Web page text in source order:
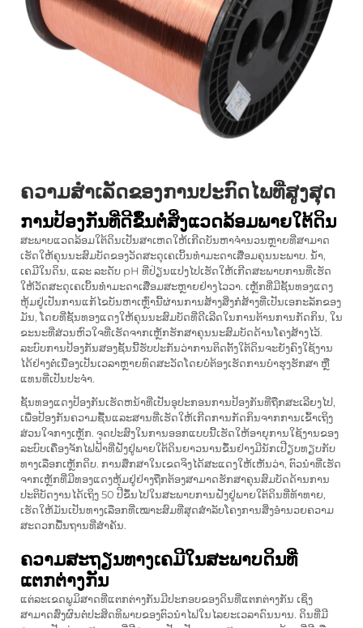
ຄວາມສຳເລັດຂອງການປະກົດໄພທີ່ສູງສຸດ
ການປ້ອງກັນທີ່ດີຂຶ້ນຕໍ່ສິ່ງແວດລ້ອມພາຍໃຕ້ດິນ
ສະພາບແວດລ້ອມໃຕ້ດິນເປັນສາເຫດໃຫ້ເກີດບັນຫາຈຳນວນຫຼາຍທີ່ສາມາດ
ເຮັດໃຫ້ຄຸນນະສົມບັດຂອງວັດສະດຸເຄເບິ້ນທຳມະດາເສື່ອມຄຸນນະພາບ. ນ້ຳ,
ເຄມີໃນດິນ, ແລະ ລະດັບ pH ທີ່ປ່ຽນແປງໄປເຮັດໃຫ້ເກີດສະພາບການທີ່ເຮັດ
ໃຫ້ວັດສະດຸເຄເບິ້ນທຳມະດາເສື່ອມສະຫຼາຍຢ່າງໄວວາ. ເຫຼັກທີ່ມີຊັ້ນທອງແດງ
ຫຸ້ມຢູ່ເປັນການແກ້ໄຂບັນຫາເຫຼົ່ານີ້ຜ່ານການສ້າງສິ່ງກໍ່ສ້າງທີ່ເປັນເອກະລັກຂອງ
ມັນ, ໂດຍທີ່ຊັ້ນທອງແດງໃຫ້ຄຸນນະສົມບັດທີ່ດີເລີດໃນການຕ້ານການກັດກິນ, ໃນ
ຂະນະທີ່ສ່ວນຫົວໃຈທີ່ເຮັດຈາກເຫຼັກຮັກສາຄຸນນະສົມບັດດ້ານໂຄງສ້າງໄວ້.
ລະບົບການປ້ອງກັນສອງຊັ້ນນີ້ຮັບປະກັນວ່າການຕິດຕັ້ງໃຕ້ດິນຈະຍັງຄົງໃຊ້ງານ
ໄດ້ຢ່າງຕໍ່ເນື່ອງເປັນເວລາຫຼາຍທົດສະວັດໂດຍບໍ່ຕ້ອງເຮັດການບໍາຮຸງຮັກສາ ຫຼື
ແທນທີ່ເປັນປະຈຳ.
ຊັ້ນທອງແດງປ້ອງກັນເຮັດຫນ້າທີ່ເປັນອຸປະກອນການປ້ອງກັນທີ່ຖືກສະເລີຍງໄປ,
ເພື່ອປ້ອງກັນຄວາມຊື້ນແລະສານທີ່ເຮັດໃຫ້ເກີດການກັດກິນຈາກການເຂົ້າເຖິງ
ສ່ວນໃຈກາງເຫຼັກ. ຈຸດປະສົງໃນການອອກແບບນີ້ເຮັດໃຫ້ອາຍຸການໃຊ້ງານຂອງ
ລະບົບເຄື່ອງຈັກໄຟຟ້າທີ່ຝັງຢູ່ພາຍໃຕ້ດິນຍາວນານຂຶ້ນຢ່າງມີນັກເປີຽບທຽບກັບ
ທາງເລືອກເຫຼັກດິບ. ການສຶກສາໃນເຂດຈິງໄດ້ສະແດງໃຫ້ເຫັນວ່າ, ຕົວນຳທີ່ເຮັດ
ຈາກເຫຼັກທີ່ມີທອງແດງຫຸ້ມຢູ່ຢ່າງຖືກຕ້ອງສາມາດຮັກສາຄຸນສົມບັດດ້ານການ
ປະຕິບັດງານໄດ້ເຖິງ 50 ປີຂຶ້ນໄປໃນສະພາບການຝັງຢູ່ພາຍໃຕ້ດິນທີ່ທ້າທາຍ,
ເຮັດໃຫ້ມັນເປັນທາງເລືອກທີ່ເໝາະສົມທີ່ສຸດສຳລັບໂຄງການສິ່ງອຳນວຍຄວາມ
ສະດວກພື້ນຖານທີ່ສຳຄັນ.
ຄວາມສະຖຽນທາງເຄມີໃນສະພາບດິນທີ່
ແຕກຕ່າງກັນ
ແຕ່ລະເຂດພູມິສາດທີ່ແຕກຕ່າງກັນມີປະກອບຂອງດິນທີ່ແຕກຕ່າງກັນ ເຊິ່ງ
ສາມາດສົ່ງຜົນຕໍ່ປະສິດທິພາບຂອງຕົວນຳໄຟໃນໄລຍະເວລາດົນນານ. ດິນທີ່ມີ